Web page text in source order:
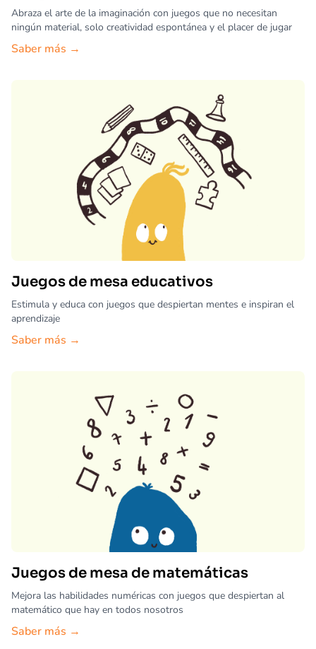
Abraza el arte de la imaginación con juegos que no necesitan
ningún material, solo creatividad espontánea y el placer de jugar
Saber más →
Juegos de mesa educativos
Estimula y educa con juegos que despiertan mentes e inspiran el
aprendizaje
Saber más →
Juegos de mesa de matemáticas
Mejora las habilidades numéricas con juegos que despiertan al
matemático que hay en todos nosotros
Saber más →